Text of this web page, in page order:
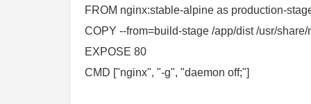
FROM nginx:stable-alpine as production-
COPY --from=build-stage /app/dist /usr/share/
EXPOSE 80
CMD ["nginx", "-g", "daemon off;"]